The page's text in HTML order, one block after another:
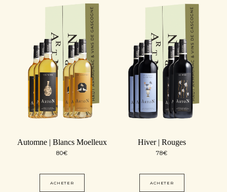
Automne | Blancs Moelleux
80€
ACHETER
Hiver | Rouges
78€
ACHETER